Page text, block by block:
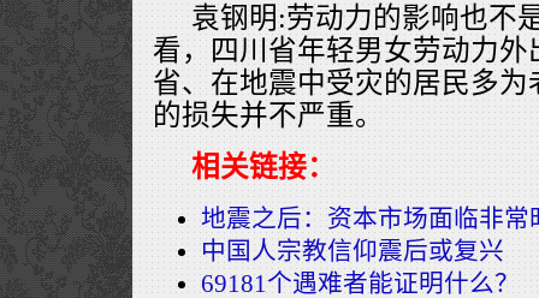
袁钢明:劳动力的影响也不
看，四川省年轻男女劳动力
省、在地震中受灾的居民多
的损失并不严重。
相关链接：
地震之后：资本市场面临非常
中国人宗教信仰震后或复兴
69181个遇难者能证明什么？